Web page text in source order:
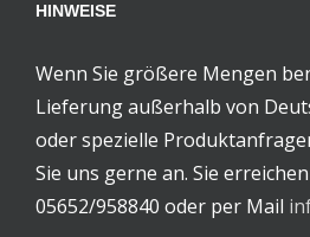
HINWEISE
Wenn Sie größere Mengen
Lieferung außerhalb von
oder spezielle
Sie uns gerne an. Sie
05652/958840 oder per Mail